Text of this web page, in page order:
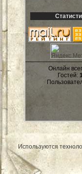
Онлайн
Гостей:
Используются